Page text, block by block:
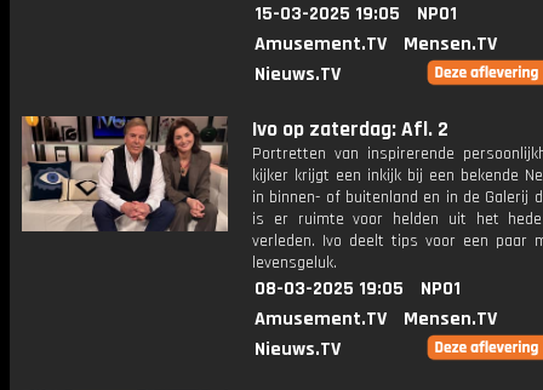
15-03-2025 19:05
NPO1
Amusement.TV
Mensen.TV
Nieuws.TV
Ivo op zaterdag: Afl. 2
Portretten van inspirerende
kijker krijgt een inkijk bij een bekende
in binnen- of buitenland en in de Galerij
is er ruimte voor helden uit het
verleden. Ivo deelt tips voor een paar
levensgeluk.
08-03-2025 19:05
NPO1
Amusement.TV
Mensen.TV
Nieuws.TV